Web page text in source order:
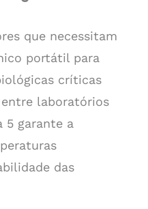
que necessitam
portátil para
críticas
laboratórios
5 garante a
das